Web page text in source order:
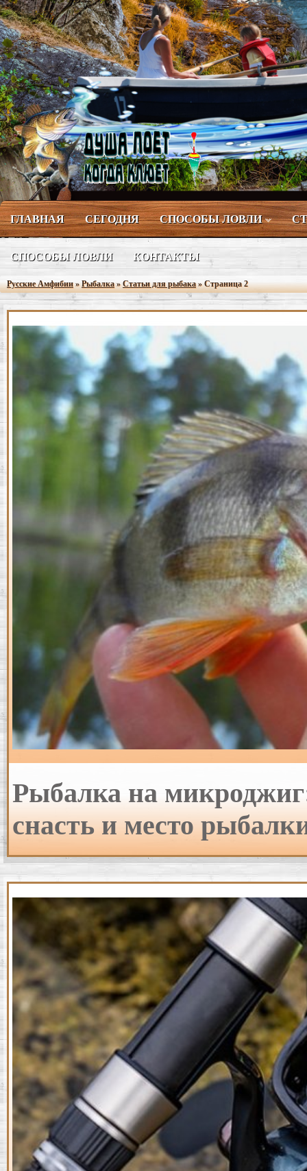
ГЛАВНАЯ СЕГОДНЯ СПОСОБЫ ЛОВЛИ
СПОСОБЫ ЛОВЛИ КОНТАКТЫ
Русские Амфибии»Рыбалка»Статьи для рыбака» Страница 2
Рыбалка на
снасть и место